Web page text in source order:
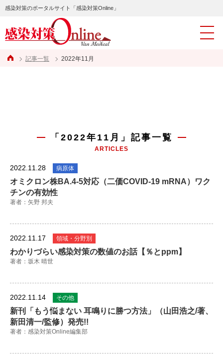
感染対策のポータルサイト「感染対策Online」
記事一覧 2022年11月
「2022年11月」記事一覧
ARTICLES
2022.11.28 病原体
オミクロン株BA.4-5対応（二価COVID-19 mRNA）ワク
チンの有効性
著者：矢野 邦夫
2022.11.17 領域・分野別
わかりづらい感染対策の数値のお話【％とppm】
著者：坂木 晴世
2022.11.14 その他
新刊「もう悩まない 耳鳴りに勝つ方法」（山田浩之/著、
新田清一/監修）発売!!
著者：感染対策Online編集部